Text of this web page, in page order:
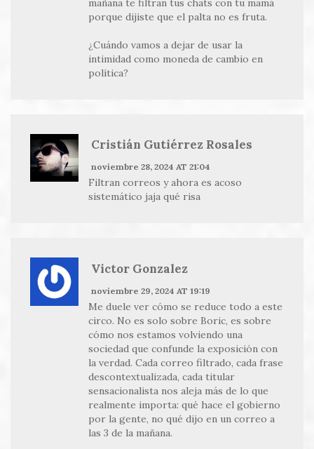
mañana te filtran tus chats con tu mamá
porque dijiste que el palta no es fruta.
¿Cuándo vamos a dejar de usar la
intimidad como moneda de cambio en
política?
Cristián Gutiérrez Rosales
noviembre 28, 2024 AT 21:04
Filtran correos y ahora es acoso
sistemático jaja qué risa
Victor Gonzalez
noviembre 29, 2024 AT 19:19
Me duele ver cómo se reduce todo a este
circo. No es solo sobre Boric, es sobre
cómo nos estamos volviendo una
sociedad que confunde la exposición con
la verdad. Cada correo filtrado, cada frase
descontextualizada, cada titular
sensacionalista nos aleja más de lo que
realmente importa: qué hace el gobierno
por la gente, no qué dijo en un correo a
las 3 de la mañana.